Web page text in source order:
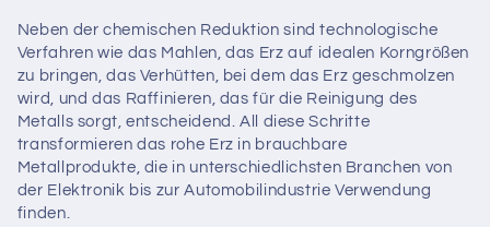
Neben der chemischen Reduktion sind technologische
Verfahren wie das Mahlen, das Erz auf idealen Korngrößen
zu bringen, das Verhütten, bei dem das Erz geschmolzen
wird, und das Raffinieren, das für die Reinigung des
Metalls sorgt, entscheidend. All diese Schritte
transformieren das rohe Erz in brauchbare
Metallprodukte, die in unterschiedlichsten Branchen von
der Elektronik bis zur Automobilindustrie Verwendung
finden.